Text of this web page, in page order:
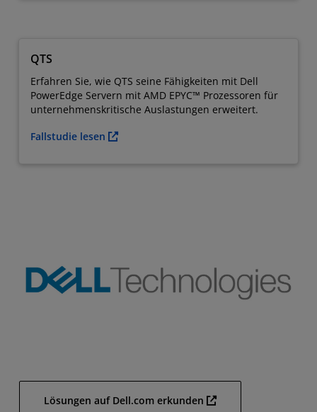
QTS
Erfahren Sie, wie QTS seine Fähigkeiten mit Dell
PowerEdge Servern mit AMD EPYC™ Prozessoren für
unternehmenskritische Auslastungen erweitert.
Fallstudie lesen
Lösungen auf Dell.com erkunden